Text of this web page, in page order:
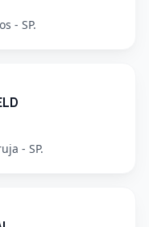
- SP.
- SP.